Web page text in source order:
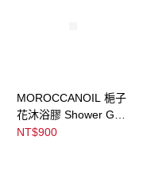
MOROCCANOIL 梔子
花沐浴膠 Shower Gel
Ambiance De Plage
NT$900